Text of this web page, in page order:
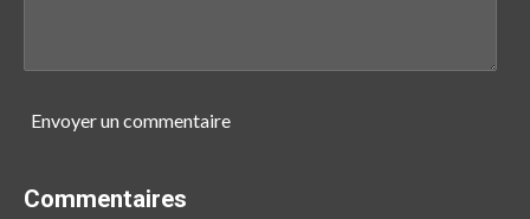
Envoyer un commentaire
Commentaires